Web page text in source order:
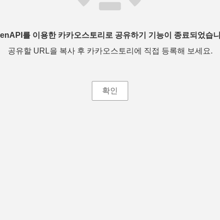
를 이용한 카카오스토리로 공유하기 기능이 종료되었습
공유할 URL을 복사 후 카카오스토리에 직접 등록해 보세요.
확인